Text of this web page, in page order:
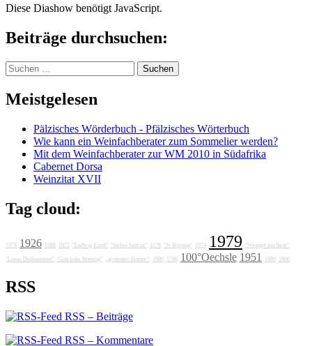
Diese Diashow benötigt JavaScript.
Beiträge durchsuchen:
Suchen
nach:
Meistgelesen
Pälzisches Wörderbuch - Pfälzisches Wörterbuch
Wie kann ein Weinfachberater zum Sommelier werden?
Mit dem Weinfachberater zur WM 2010 in Südafrika
Cabernet Dorsa
Weinzitat XVII
Tag cloud:
1978 1926 1988 1972 "Ludwig Knoll" "Stefan Sattran" 1976 "Jo Breunig" 1974 1979 "Weingut am Stein"
"Lunas Delikatessen" "Getränke Breunig" „grotesker Humor“ 1989 1788 100°Oechsle 1951 1986 1606
RSS
RSS – Beiträge
RSS – Kommentare